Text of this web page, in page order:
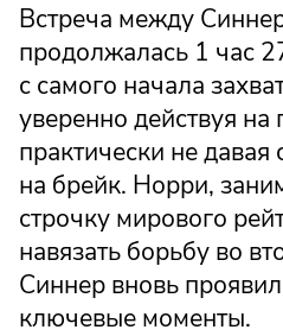
Встреча между
продолжалась 1 час
с самого начала
уверенно действуя на
практически не
на брейк. Норри,
строчку мирового
навязать борьбу во
Синнер вновь
ключевые моменты.